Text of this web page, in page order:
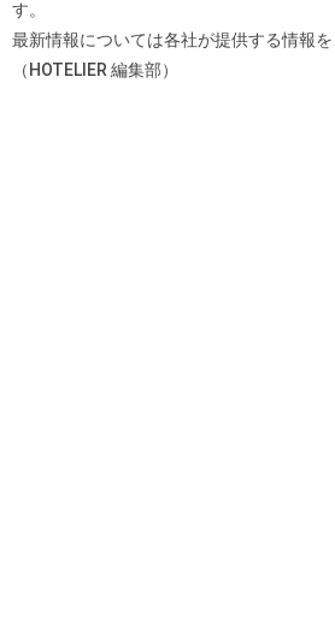
す。
最新情報については各社が提供する情報を
（HOTELIER 編集部）